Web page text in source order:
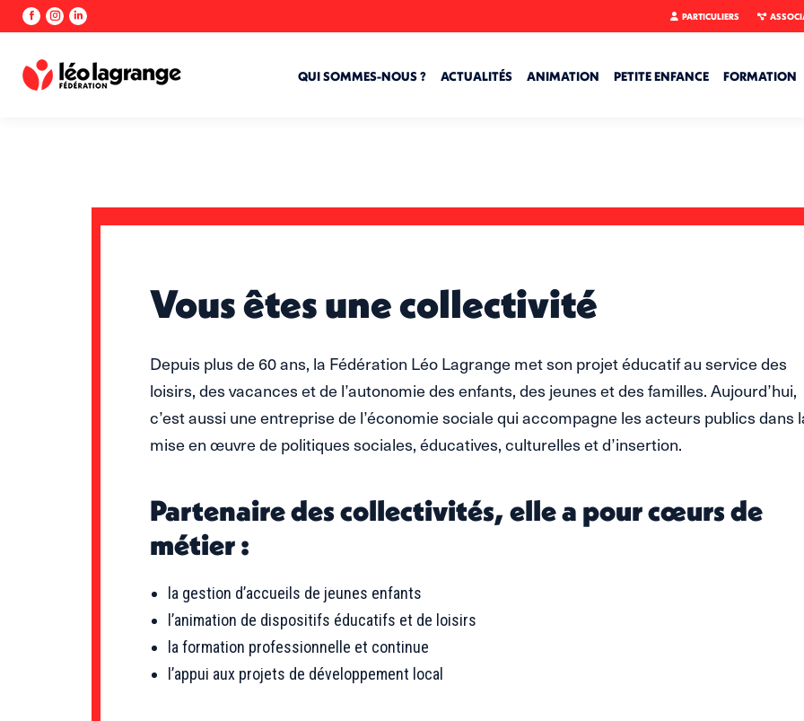
La
Facebook
s'ouvre
dans
La
Instagram
s'ouvre
dans
La
LinkedIn
s'ouvre
dans
PARTICULIERS
QUI SOMMES-NOUS ? ACTUALITÉS ANIMATION PETITE ENFANCE FORMATION
Vous êtes une collectivité
Depuis plus de 60 ans, la Fédération Léo Lagrange met son projet éducatif au service des
loisirs, des vacances et de l’autonomie des enfants, des jeunes et des familles. Aujourd’hui,
c’est aussi une entreprise de l’économie sociale qui accompagne les acteurs publics dans
mise en œuvre de politiques sociales, éducatives, culturelles et d’insertion.
Partenaire des collectivités, elle a pour cœurs de
métier :
la gestion d’accueils de jeunes enfants
l’animation de dispositifs éducatifs et de loisirs
la formation professionnelle et continue
l’appui aux projets de développement local